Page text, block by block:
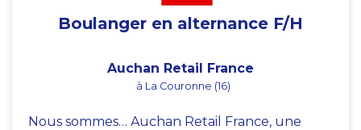
Boulanger en alternance F/H
Auchan Retail France
à La Couronne (16)
Nous sommes… Auchan Retail France, une